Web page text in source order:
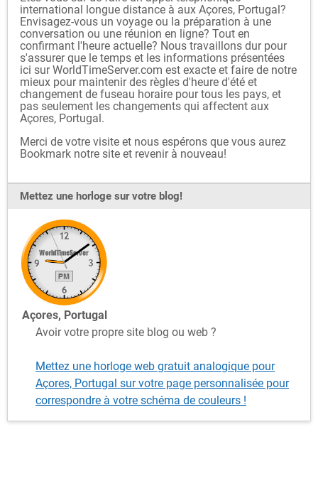
international longue distance à aux Açores, Portugal?
Envisagez-vous un voyage ou la préparation à une
conversation ou une réunion en ligne? Tout en
confirmant l'heure actuelle? Nous travaillons dur pour
s'assurer que le temps et les informations présentées
ici sur WorldTimeServer.com est exacte et faire de notre
mieux pour maintenir des règles d'heure d'été et
changement de fuseau horaire pour tous les pays, et
pas seulement les changements qui affectent aux
Açores, Portugal.
Merci de votre visite et nous espérons que vous aurez
Bookmark notre site et revenir à nouveau!
Mettez une horloge sur votre blog!
Açores, Portugal
Avoir votre propre site blog ou web ?
Mettez une horloge web gratuit analogique pour
Açores, Portugal sur votre page personnalisée pour
correspondre à votre schéma de couleurs !